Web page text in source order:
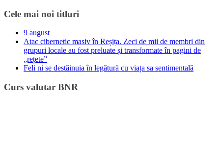
Cele mai noi titluri
9 august
Atac cibernetic masiv în Reșița. Zeci de mii de membri din
grupuri locale au fost preluate și transformate în pagini de
„rețete”
Feli ni se destăinuia în legătură cu viața sa sentimentală
Curs valutar BNR